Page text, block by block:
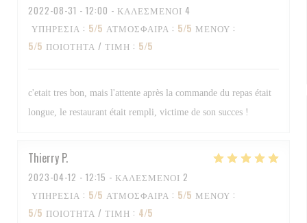
2022-08-31 - 12:00 - ΚΑΛΕΣΜΈΝΟΙ 4
ΥΠΗΡΕΣΊΑ : 5/5 ΑΤΜΌΣΦΑΙΡΑ : 5/5 ΜΕΝΟΎ :
5/5 ΠΟΙΌΤΗΤΑ / ΤΙΜΉ : 5/5
c'etait tres bon, mais l'attente après la commande du repas était
longue, le restaurant était rempli, victime de son succes !
Thierry P
2023-04-12 - 12:15 - ΚΑΛΕΣΜΈΝΟΙ 2
ΥΠΗΡΕΣΊΑ : 5/5 ΑΤΜΌΣΦΑΙΡΑ : 5/5 ΜΕΝΟΎ :
5/5 ΠΟΙΌΤΗΤΑ / ΤΙΜΉ : 4/5